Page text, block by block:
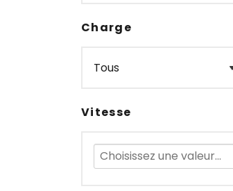
Charge
Vitesse